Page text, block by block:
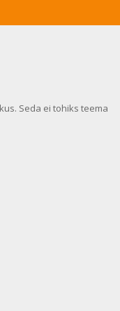
Seda ei tohiks teema